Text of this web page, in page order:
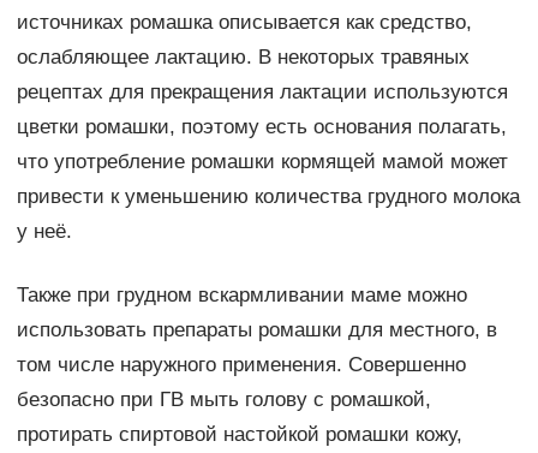
источниках ромашка описывается как средство,
ослабляющее лактацию. В некоторых травяных
рецептах для прекращения лактации используются
цветки ромашки, поэтому есть основания полагать,
что употребление ромашки кормящей мамой может
привести к уменьшению количества грудного молока
у неё.
Также при грудном вскармливании маме можно
использовать препараты ромашки для местного, в
том числе наружного применения. Совершенно
безопасно при ГВ мыть голову с ромашкой,
протирать спиртовой настойкой ромашки кожу,